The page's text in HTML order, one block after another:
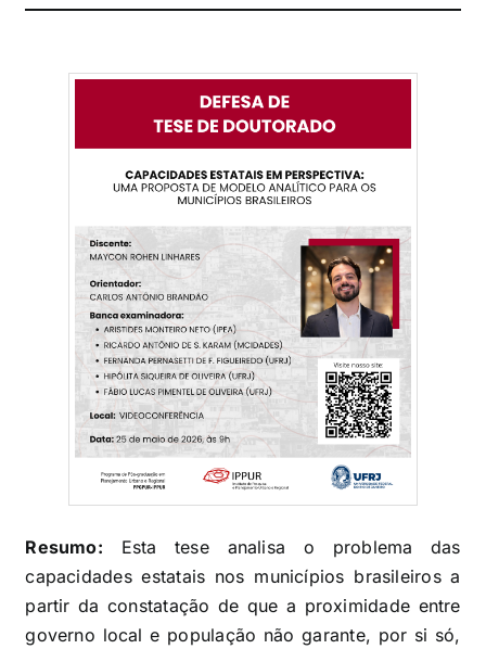
Resumo: Esta tese analisa o problema das
capacidades estatais nos municípios brasileiros a
partir da constatação de que a proximidade entre
governo local e população não garante, por si só,